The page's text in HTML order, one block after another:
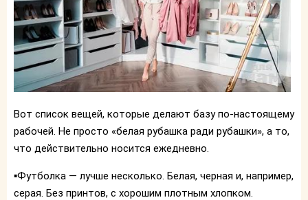
Вот список вещей, которые делают базу по-настоящему
рабочей. Не просто «белая рубашка ради рубашки», а то,
что действительно носится ежедневно.
▪️Футболка — лучше несколько. Белая, черная и, например,
серая. Без принтов, с хорошим плотным хлопком.